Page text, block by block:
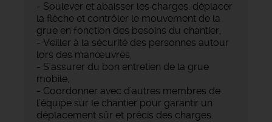
- Soulever et abaisser les charges, déplacer
la flèche et contrôler le mouvement de la
grue en fonction des besoins du chantier,
- Veiller à la sécurité des personnes autour
lors des manœuvres,
- S'assurer du bon entretien de la grue
mobile,
- Coordonner avec d’autres membres de
l’équipe sur le chantier pour garantir un
déplacement sûr et précis des charges.